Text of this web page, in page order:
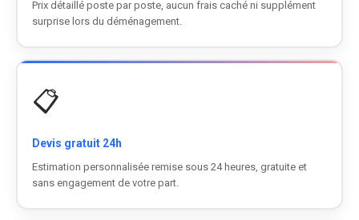
Prix détaillé poste par poste, aucun frais caché ni supplément
surprise lors du déménagement.
📋
Devis gratuit 24h
Estimation personnalisée remise sous 24 heures, gratuite et
sans engagement de votre part.